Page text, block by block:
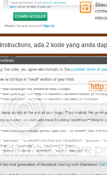
, ada 2 kode yang anda